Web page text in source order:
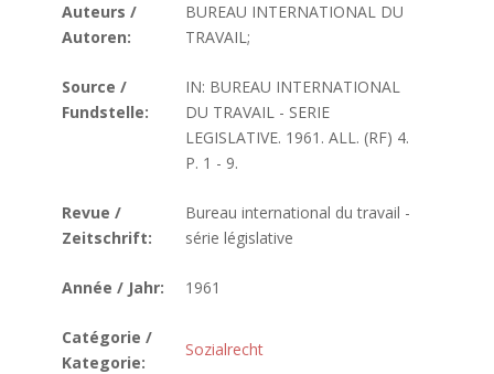
Auteurs /
Autoren:
BUREAU INTERNATIONAL DU
TRAVAIL;
Source /
Fundstelle:
IN: BUREAU INTERNATIONAL
DU TRAVAIL - SERIE
LEGISLATIVE. 1961. ALL. (RF) 4.
P. 1 - 9.
Revue /
Zeitschrift:
Bureau international du travail -
série législative
Année / Jahr: 1961
Catégorie /
Kategorie:
Sozialrecht